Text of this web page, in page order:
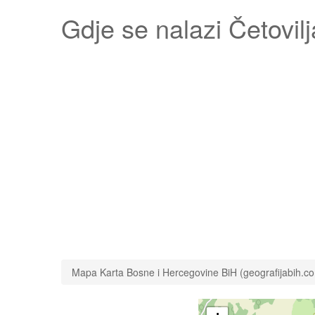
Gdje se nalazi
Mapa Karta Bosne i Hercegovine BiH